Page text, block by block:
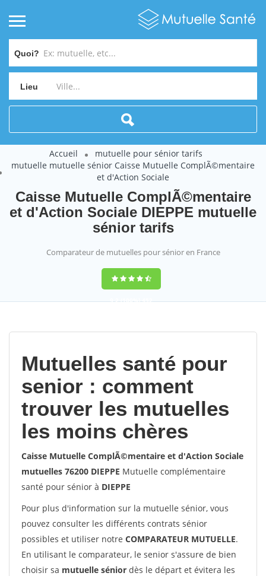
Quoi?
Lieu
Accueil
mutuelle pour sénior tarifs
mutuelle mutuelle sénior Caisse Mutuelle ComplÃ©mentaire
et d'Action Sociale
Caisse Mutuelle ComplÃ©mentaire
et d'Action Sociale DIEPPE mutuelle
sénior tarifs
Comparateur de mutuelles pour sénior en France
9,2(100%)452
Mutuelles santé pour
senior : comment
trouver les mutuelles
les moins chères
Caisse Mutuelle ComplÃ©mentaire et d'Action Sociale
mutuelles 76200 DIEPPE Mutuelle complémentaire
santé pour sénior à DIEPPE
Pour plus d'information sur la mutuelle sénior, vous
pouvez consulter les différents contrats sénior
possibles et utiliser notre COMPARATEUR MUTUELLE.
En utilisant le comparateur, le senior s'assure de bien
choisir sa mutuelle sénior dès le départ et évitera les